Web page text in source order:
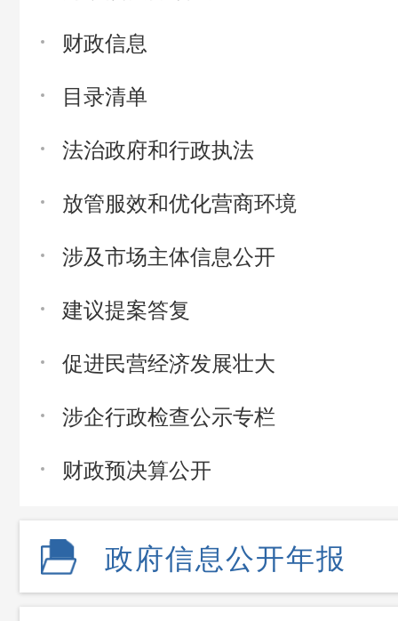
财政信息
目录清单
法治政府和行政执法
放管服效和优化营商环境
涉及市场主体信息公开
建议提案答复
促进民营经济发展壮大
涉企行政检查公示专栏
财政预决算公开
政府信息公开年报